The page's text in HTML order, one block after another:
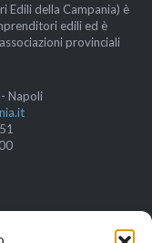
Edili della Campania) è
edili ed è
provinciali
Napoli